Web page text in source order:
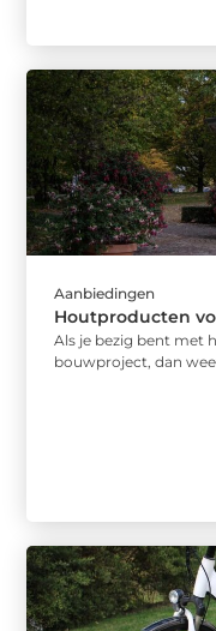
Aanbiedingen
Houtproducten
Als je bezig bent met
bouwproject, dan